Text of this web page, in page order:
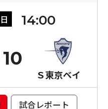
日 14:00
Ｓ東京ベイ
10
試合レポート